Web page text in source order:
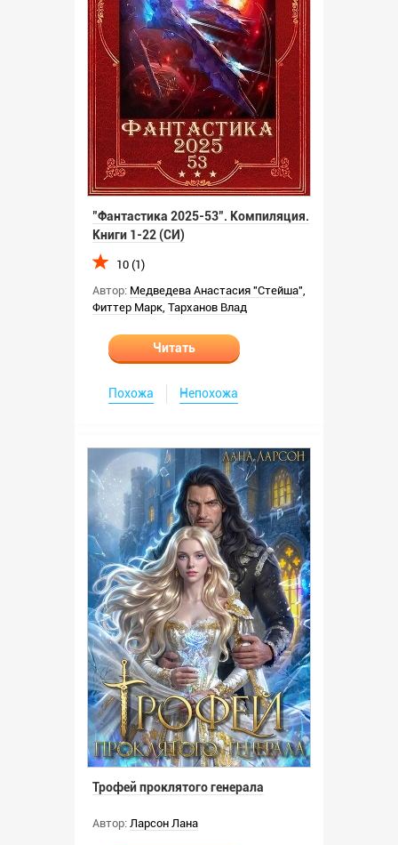
"Фантастика 2025-53". Компиляция.
Книги 1-22 (СИ)
10 (1)
Автор: Медведева Анастасия "Стейша",
Фиттер Марк, Тарханов Влад
Читать
Похожа Непохожа
Трофей проклятого генерала
Автор: Ларсон Лана